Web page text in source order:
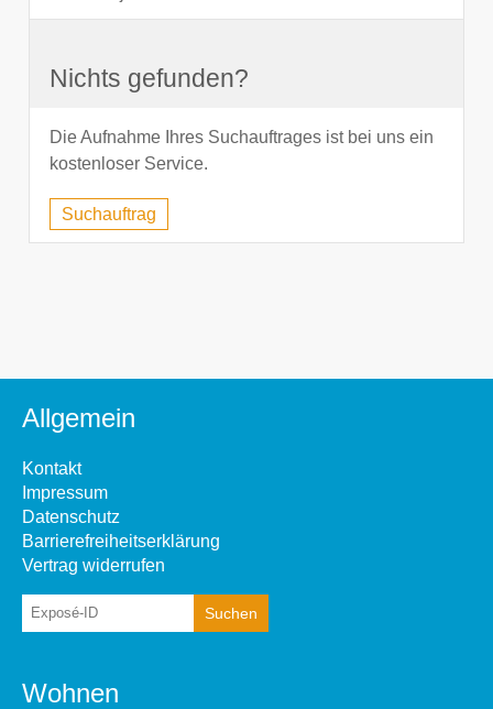
Nichts gefunden?
Die Aufnahme Ihres Suchauftrages ist bei uns ein
kostenloser Service.
Suchauftrag
Allgemein
Kontakt
Impressum
Datenschutz
Barrierefreiheitserklärung
Vertrag widerrufen
Wohnen